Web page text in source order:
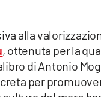
alla
, ottenuta per la
di Antonio
per